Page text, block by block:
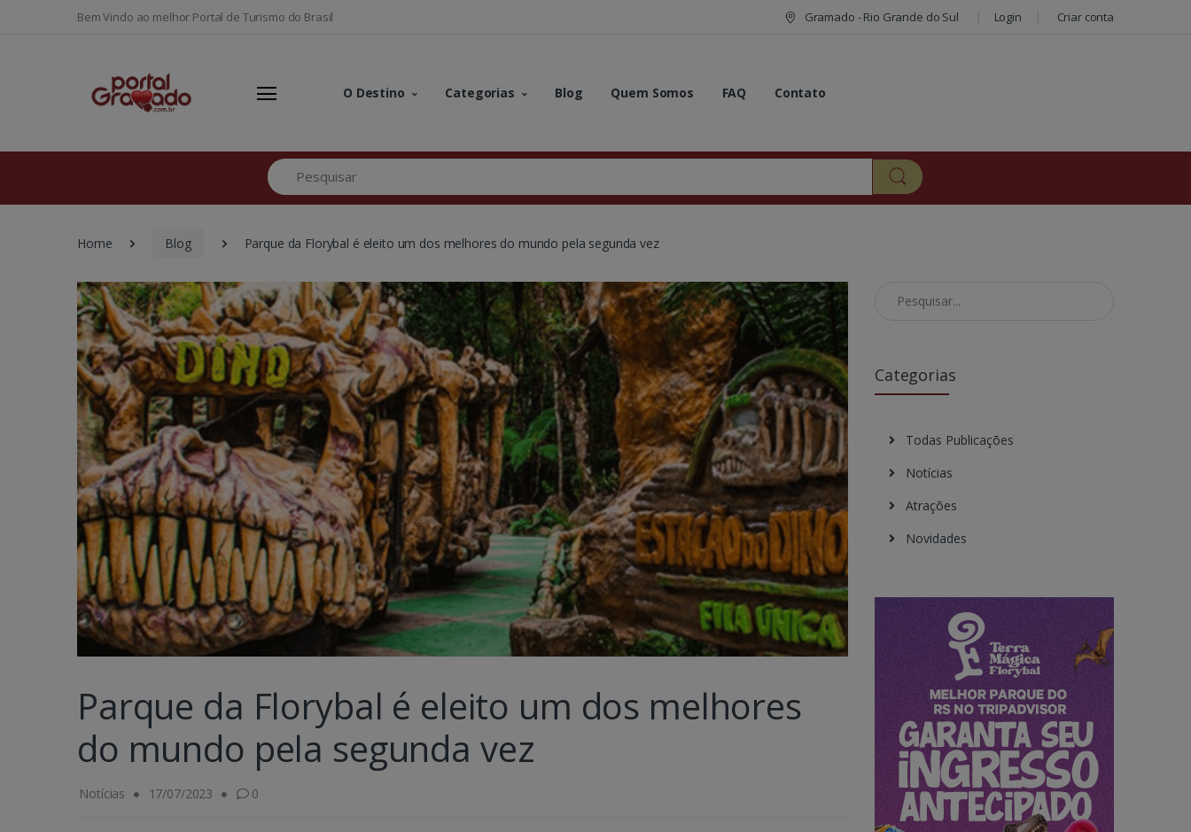
Bem Vindo ao melhor Portal de Turismo do Brasil Gramado - Rio Grande do Sul Login Criar conta
O Destino Categorias Blog Quem Somos FAQ Contato
Pesquisar
Home Blog Parque da Florybal é eleito um dos melhores do mundo pela segunda vez
Parque da Florybal é eleito um dos melhores
do mundo pela segunda vez
Notícias 17/07/2023 0
Pesquisar no Blog
Categorias
Todas Publicações
Notícias
Atrações
Novidades